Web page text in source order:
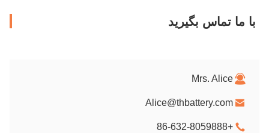
با ما تماس بگیرید
Mrs. Alice
Alice@thbattery.com
+86-632-8059888